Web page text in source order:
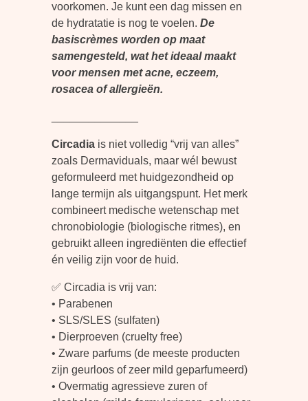
voorkomen. Je kunt een dag missen en
de hydratatie is nog te voelen. De
basiscrèmes worden op maat
samengesteld, wat het ideaal maakt
voor mensen met acne, eczeem,
rosacea of allergieën.
Circadiais niet volledig “vrij van alles”
zoals Dermaviduals, maar wél bewust
geformuleerd met huidgezondheid op
lange termijn als uitgangspunt. Het merk
combineert medische wetenschap met
chronobiologie (biologische ritmes), en
gebruikt alleen ingrediënten die effectief
én veilig zijn voor de huid.
✅ Circadia is vrij van:
• Parabenen
• SLS/SLES (sulfaten)
• Dierproeven (cruelty free)
• Zware parfums (de meeste producten
zijn geurloos of zeer mild geparfumeerd)
• Overmatig agressieve zuren of